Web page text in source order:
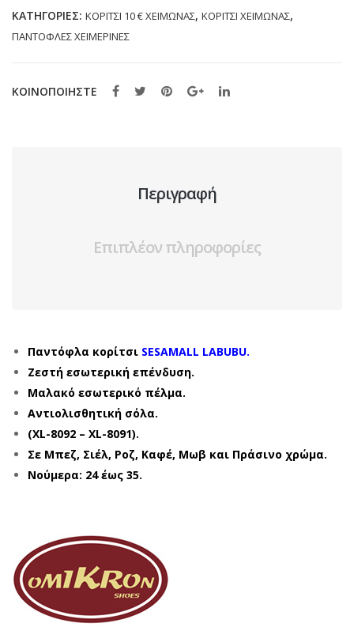
35)
ποσότητα
ΚΑΤΗΓΟΡΊΕΣ: ΚΟΡΙΤΣΙ 10 € ΧΕΙΜΩΝΑΣ, ΚΟΡΙΤΣΙ ΧΕΙΜΩΝΑΣ,
ΠΑΝΤΟΦΛΕΣ ΧΕΙΜΕΡΙΝΕΣ
ΚΟΙΝΟΠΟΙΗΣΤΕ
Περιγραφή
Επιπλέον πληροφορίες
Παντόφλα κορίτσι SESAMALL LABUBU.
Ζεστή εσωτερική επένδυση.
Μαλακό εσωτερικό πέλμα.
Αντιολισθητική σόλα.
(XL-8092 – XL-8091).
Σε Μπεζ, Σιέλ, Ροζ, Καφέ, Μωβ και Πράσινο χρώμα.
Νούμερα: 24 έως 35.